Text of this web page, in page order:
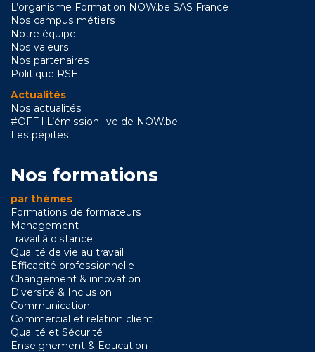
L’organisme Formation NOW.be SAS France
Nos campus métiers
Notre équipe
Nos valeurs
Nos partenaires
Politique RSE
Actualités
Nos actualités
#OFF l L’émission live de NOW.be
Les pépites
Nos formations
par thèmes
Formations de formateurs
Management
Travail à distance
Qualité de vie au travail
Efficacité professionnelle
Changement & innovation
Diversité & Inclusion
Communication
Commercial et relation client
Qualité et Sécurité
Enseignement & Education